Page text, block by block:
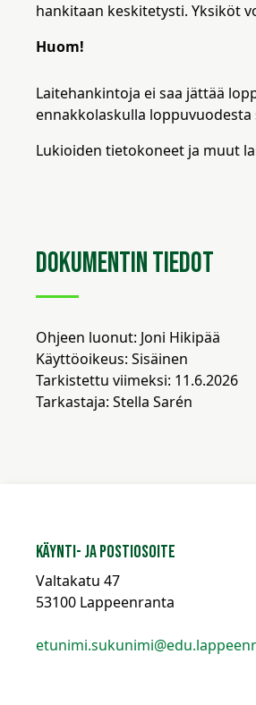
hankitaan keskitetysti. Yksiköt
Huom!
Laitehankintoja ei saa jättää
ennakkolaskulla
Lukioiden tietokoneet ja muut
Dokumentin tiedot
Ohjeen luonut: Joni Hikipää
Käyttöoikeus: Sisäinen
Tarkistettu viimeksi: 11.6.2026
Tarkastaja: Stella Sarén
Käynti- ja postiosoite
Valtakatu 47
53100 Lappeenranta